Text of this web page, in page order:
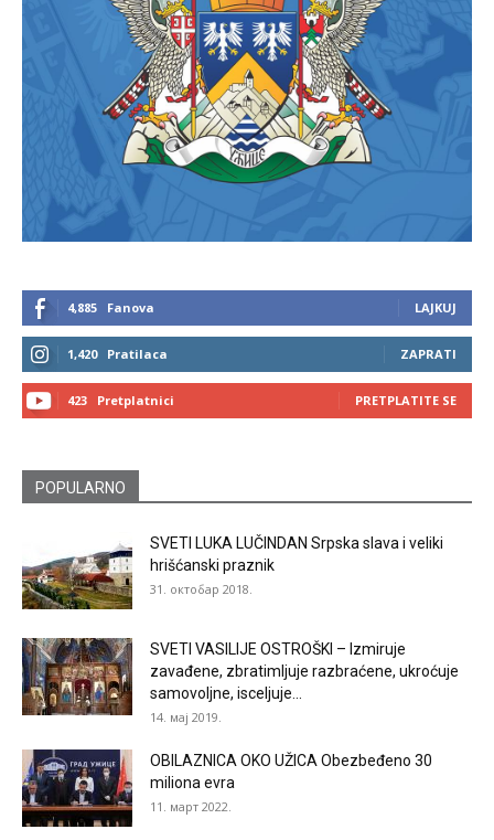
4,885 Fanova LAJKUJ
1,420 Pratilaca ZAPRATI
423 Pretplatnici PRETPLATITE SE
POPULARNO
SVETI LUKA LUČINDAN Srpska slava i veliki
hrišćanski praznik
31. октобар 2018.
SVETI VASILIJE OSTROŠKI – Izmiruje
zavađene, zbratimljuje razbraćene, ukroćuje
samovoljne, isceljuje...
14. мај 2019.
OBILAZNICA OKO UŽICA Obezbeđeno 30
miliona evra
11. март 2022.